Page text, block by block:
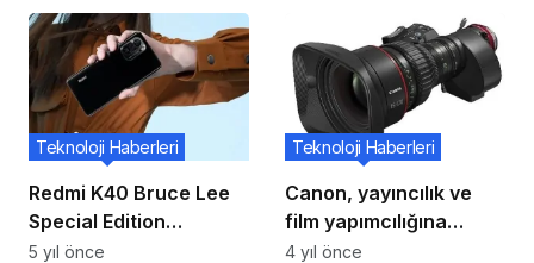
Devam Ediyor!
Ülkemizden Çıkacak
Redmi K40 Bruce Lee
Special Edition
Delicesine Harika!
Teknoloji Haberleri
5 yıl önce
Canon, yayıncılık ve
film yapımcılığına
yönelik ürün serisini
Teknoloji Haberleri
4 yıl önce